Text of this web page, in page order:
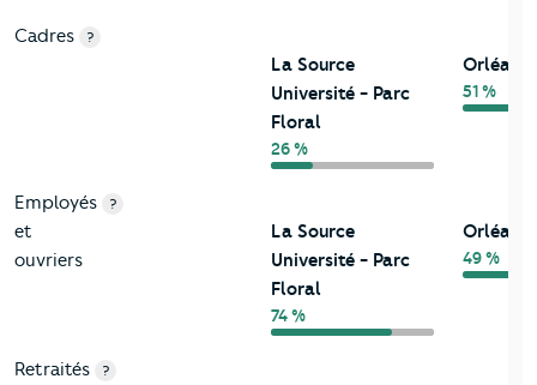
Cadres ?
La Source
Université - Parc
Floral
26 %
Orléans
51 %
Employés
et
ouvriers
?
La Source
Université - Parc
Floral
74 %
Orléans
49 %
Retraités ?